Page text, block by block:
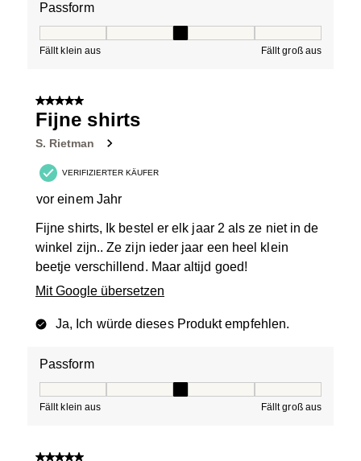
Passform
Fällt klein aus Fällt groß aus
5 von 5 Sternen.
Fijne shirts
S. Rietman
VERIFIZIERTER KÄUFER
vor einem Jahr
Fijne shirts, Ik bestel er elk jaar 2 als ze niet in de
winkel zijn.. Ze zijn ieder jaar een heel klein
beetje verschillend. Maar altijd goed!
Mit Google übersetzen
Ja, Ich würde dieses Produkt empfehlen.
Passform
Fällt klein aus Fällt groß aus